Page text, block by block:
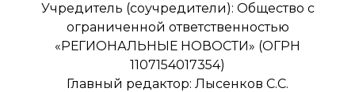
Учредитель (соучредители): Общество с
ограниченной ответственностью
«РЕГИОНАЛЬНЫЕ НОВОСТИ» (ОГРН
1107154017354)
Главный редактор: Лысенков С.С.